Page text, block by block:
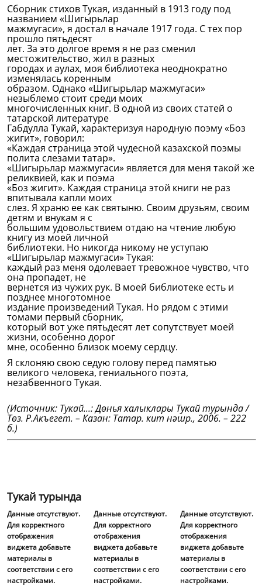
Сборник стихов Тукая, изданный в 1913 году под
названием «Шигырьлар
мажмугаси», я достал в начале 1917 года. С тех пор
прошло пятьдесят
лет. За это долгое время я не раз сменил
местожительство, жил в разных
городах и аулах, моя библиотека неоднократно
изменялась коренным
образом. Однако «Шигырьлар мажмугаси»
незыблемо стоит среди моих
многочисленных книг. В одной из своих статей о
татарской литературе
Габдулла Тукай, характеризуя народную поэму «Боз
жигит», говорил:
«Каждая страница этой чудесной казахской поэмы
полита слезами татар».
«Шигырьлар мажмугаси» является для меня такой же
реликвией, как и поэма
«Боз жигит». Каждая страница этой книги не раз
впитывала капли моих
слез. Я храню ее как святыню. Своим друзьям, своим
детям и внукам я с
большим удовольствием отдаю на чтение любую
книгу из моей личной
библиотеки. Но никогда никому не уступаю
«Шигырьлар мажмугаси» Тукая:
каждый раз меня одолевает тревожное чувство, что
она пропадет, не
вернется из чужих рук. В моей библиотеке есть и
позднее многотомное
издание произведений Тукая. Но рядом с этими
томами первый сборник,
который вот уже пятьдесят лет сопутствует моей
жизни, особенно дорог
мне, особенно близок моему сердцу.
Я склоняю свою седую голову перед памятью
великого человека, гениального поэта,
незабвенного Тукая.
(Источник: Тукай...: Дөнья халыклары Тукай турында /
Төз. Р.Акъегет. – Казан: Татар. кит нәшр., 2006. – 222
б.)
Тукай турында
Данные отсутствуют.
Для корректного
отображения
виджета добавьте
материалы в
соответствии с его
настройками.
Данные отсутствуют.
Для корректного
отображения
виджета добавьте
материалы в
соответствии с его
настройками.
Данные отсутствуют.
Для корректного
отображения
виджета добавьте
материалы в
соответствии с его
настройками.